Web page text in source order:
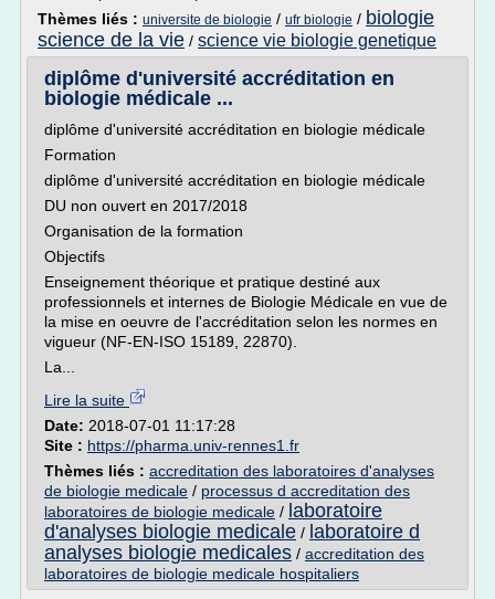
Thèmes liés : universite de biologie / ufr biologie / biologie
science de la vie / science vie biologie genetique
diplôme d'université accréditation en
biologie médicale ...
diplôme d'université accréditation en biologie médicale
Formation
diplôme d'université accréditation en biologie médicale
DU non ouvert en 2017/2018
Organisation de la formation
Objectifs
Enseignement théorique et pratique destiné aux
professionnels et internes de Biologie Médicale en vue de
la mise en oeuvre de l'accréditation selon les normes en
vigueur (NF-EN-ISO 15189, 22870).
La...
Lire la suite
Date: 2018-07-01 11:17:28
Site : https://pharma.univ-rennes1.fr
Thèmes liés : accreditation des laboratoires d'analyses
de biologie medicale / processus d accreditation des
laboratoires de biologie medicale / laboratoire
d'analyses biologie medicale / laboratoire d
analyses biologie medicales / accreditation des
laboratoires de biologie medicale hospitaliers